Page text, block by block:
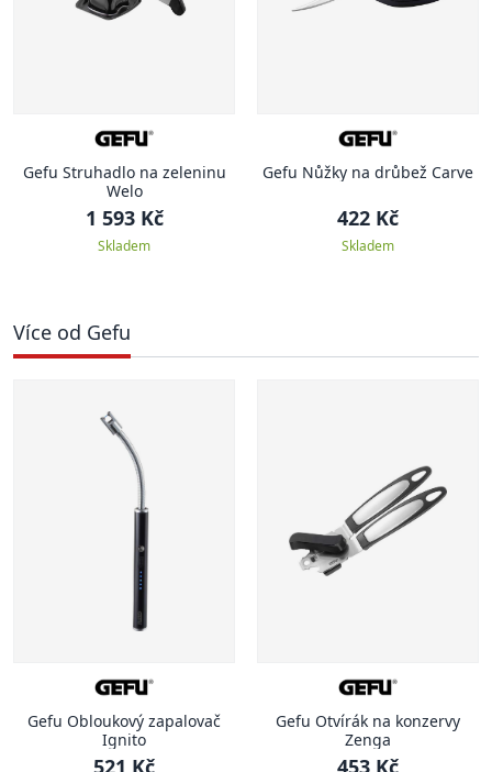
Gefu Struhadlo na zeleninu
Welo
1 593 Kč
Skladem
Gefu Nůžky na drůbež Carve
422 Kč
Skladem
Více od Gefu
Gefu Obloukový zapalovač
Ignito
521 Kč
Gefu Otvírák na konzervy
Zenga
453 Kč